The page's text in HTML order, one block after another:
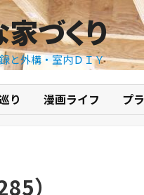
づくり
と外構・室内ＤＩＹ
り 漫画ライフ プ
）